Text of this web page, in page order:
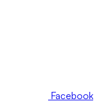
Facebook